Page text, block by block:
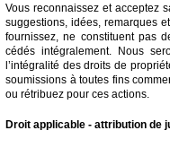
Vous reconnaissez et acceptez
suggestions, idées, remarques
fournissez, ne constituent pas
cédés intégralement. Nous
l’intégralité des droits de
soumissions à toutes fins
ou rétribuez pour ces actions.
Droit applicable - attribution de